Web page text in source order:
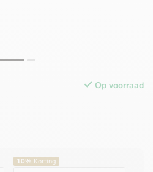
Op voorraad
10% Korting